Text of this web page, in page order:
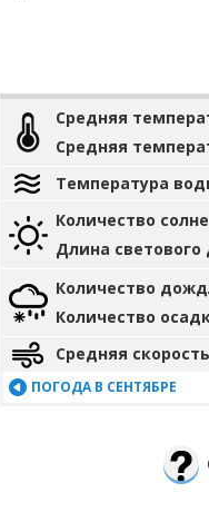
Средняя
Средняя
Температура
Количество
Длина светового
Количество
Количество
Средняя
ПОГОДА В СЕНТЯБРЕ